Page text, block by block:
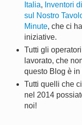
Italia, Inventori
sul Nostro
Minute, che ci
iniziative.
Tutti gli
lavorato, che
questo Blog è
Tutti quelli che
nel 2014
noi!